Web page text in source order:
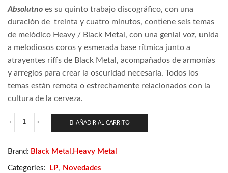
Absolutno es su quinto trabajo discográfico, con una
duración de treinta y cuatro minutos, contiene seis temas
de melódico Heavy / Black Metal, con una genial voz, unida
a melodiosos coros y esmerada base rítmica junto a
atrayentes riffs de Black Metal, acompañados de armonías
y arreglos para crear la oscuridad necesaria. Todos los
temas están remota o estrechamente relacionados con la
cultura de la cerveza.
Pačess
cantidad
AÑADIR AL CARRITO
Brand: Black Metal , Heavy Metal
Categories: LP, Novedades